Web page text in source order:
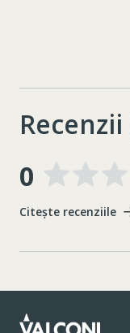
Recenzii
0
Citește recenziile